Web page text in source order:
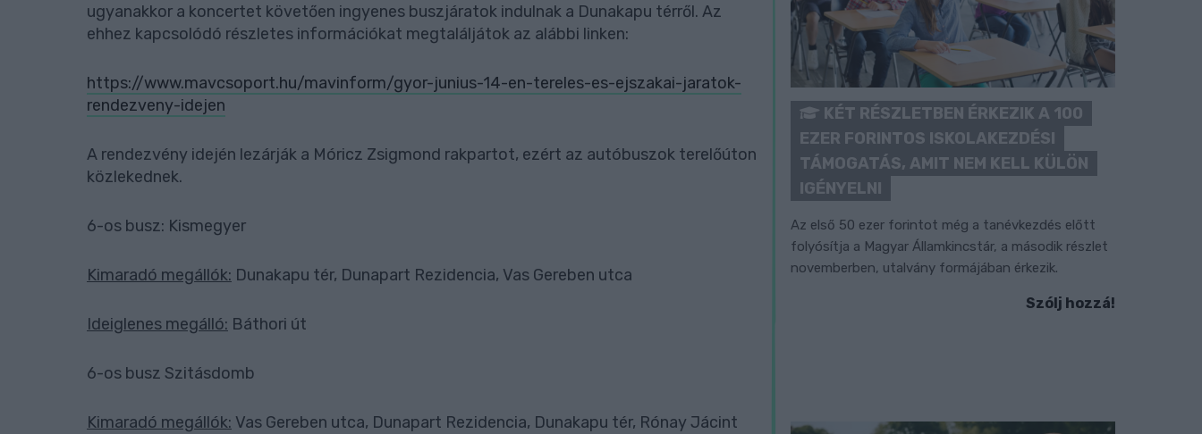
ugyanakkor a koncertet követően ingyenes buszjáratok indulnak a Dunakapu térről. Az
ehhez kapcsolódó részletes információkat megtaláljátok az alábbi linken:
https://www.mavcsoport.hu/mavinform/gyor-junius-14-en-tereles-es-ejszakai-jaratok-
rendezveny-idejen
A rendezvény idején lezárják a Móricz Zsigmond rakpartot, ezért az autóbuszok terelőúton
közlekednek.
6-os busz: Kismegyer
Kimaradó megállók: Dunakapu tér, Dunapart Rezidencia, Vas Gereben utca
Ideiglenes megálló: Báthori út
6-os busz Szitásdomb
Kimaradó megállók: Vas Gereben utca, Dunapart Rezidencia, Dunakapu tér, Rónay Jácint
KÉT RÉSZLETBEN ÉRKEZIK A 100
EZER FORINTOS ISKOLAKEZDÉSI
TÁMOGATÁS, AMIT NEM KELL KÜLÖN
IGÉNYELNI
Az első 50 ezer forintot még a tanévkezdés előtt
folyósítja a Magyar Államkincstár, a második részlet
novemberben, utalvány formájában érkezik.
Szólj hozzá!